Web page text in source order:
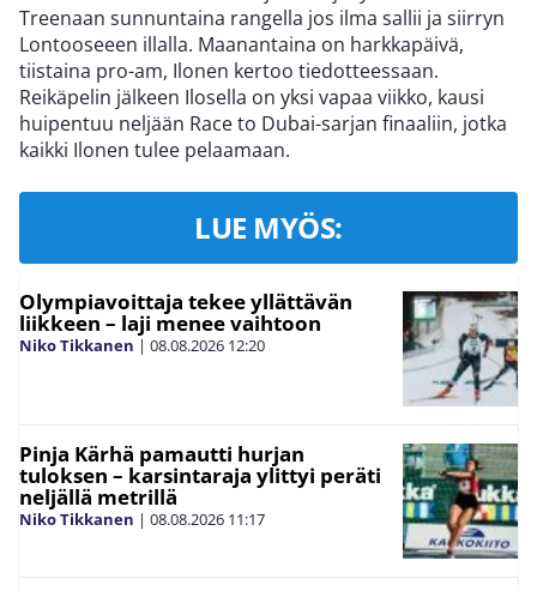
Treenaan sunnuntaina rangella jos ilma sallii ja siirryn
Lontooseeen illalla. Maanantaina on harkkapäivä,
tiistaina pro-am, Ilonen kertoo tiedotteessaan.
Reikäpelin jälkeen Ilosella on yksi vapaa viikko, kausi
huipentuu neljään Race to Dubai-sarjan finaaliin, jotka
kaikki Ilonen tulee pelaamaan.
LUE MYÖS:
Olympiavoittaja tekee yllättävän
liikkeen – laji menee vaihtoon
Niko Tikkanen | 08.08.2026 12:20
Pinja Kärhä pamautti hurjan
tuloksen – karsintaraja ylittyi peräti
neljällä metrillä
Niko Tikkanen | 08.08.2026 11:17